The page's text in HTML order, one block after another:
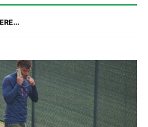
con la Bora è come andare al
Ora obiettivo Lunigiana”